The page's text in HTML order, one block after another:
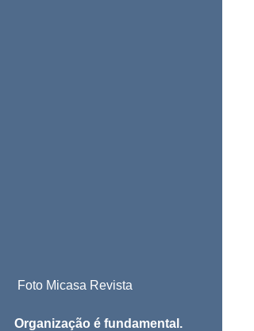
Foto Micasa Revista
Organização é fundamental.